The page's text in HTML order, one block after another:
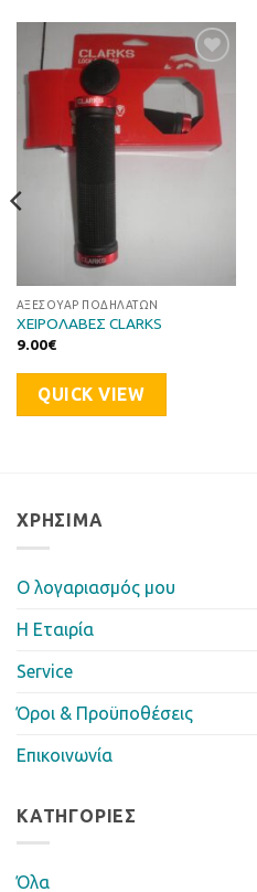
Προσθήκη
στη Λίστα
Επιθυμιών
ΑΞΕΣΟΥΆΡ ΠΟΔΗΛΆΤΩΝ
ΧΕΙΡΟΛΑΒΕΣ CLARKS
9.00€
QUICK VIEW
ΧΡΉΣΙΜΑ
Ο λογαριασμός μου
Η Eταιρία
Service
Όροι & Προϋποθέσεις
Επικοινωνία
ΚΑΤΗΓΟΡΊΕΣ
Όλα